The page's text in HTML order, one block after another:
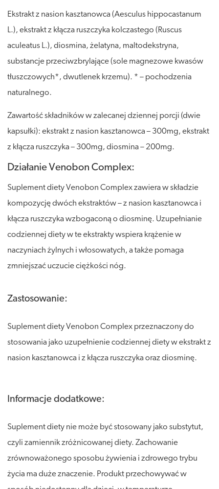
Ekstrakt z nasion kasztanowca (Aesculus hippocastanum
L.), ekstrakt z kłącza ruszczyka kolczastego (Ruscus
aculeatus L.), diosmina, żelatyna, maltodekstryna,
substancje przeciwzbrylające (sole magnezowe kwasów
tłuszczowych*, dwutlenek krzemu). * – pochodzenia
naturalnego.
Zawartość składników w zalecanej dziennej porcji (dwie
kapsułki): ekstrakt z nasion kasztanowca – 300mg, ekstrakt
z kłącza ruszczyka – 300mg, diosmina – 200mg.
Działanie Venobon Complex:
Suplement diety Venobon Complex zawiera w składzie
kompozycję dwóch ekstraktów – z nasion kasztanowca i
kłącza ruszczyka wzbogaconą o diosminę. Uzupełnianie
codziennej diety w te ekstrakty wspiera krążenie w
naczyniach żylnych i włosowatych, a także pomaga
zmniejszać uczucie ciężkości nóg.
Zastosowanie:
Suplement diety Venobon Complex przeznaczony do
stosowania jako uzupełnienie codziennej diety w ekstrakt z
nasion kasztanowca i z kłącza ruszczyka oraz diosminę.
Informacje dodatkowe:
Suplement diety nie może być stosowany jako substytut,
czyli zamiennik zróżnicowanej diety. Zachowanie
zrównoważonego sposobu żywienia i zdrowego trybu
życia ma duże znaczenie. Produkt przechowywać w